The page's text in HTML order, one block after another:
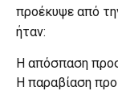
προέκυψε από
ήταν:
Η απόσπαση
H παραβίαση